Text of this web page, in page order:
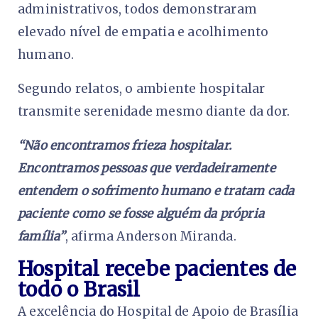
administrativos, todos demonstraram
elevado nível de empatia e acolhimento
humano.
Segundo relatos, o ambiente hospitalar
transmite serenidade mesmo diante da dor.
“Não encontramos frieza hospitalar.
Encontramos pessoas que verdadeiramente
entendem o sofrimento humano e tratam cada
paciente como se fosse alguém da própria
família”, afirma Anderson Miranda.
Hospital recebe pacientes de
todo o Brasil
A excelência do Hospital de Apoio de Brasília